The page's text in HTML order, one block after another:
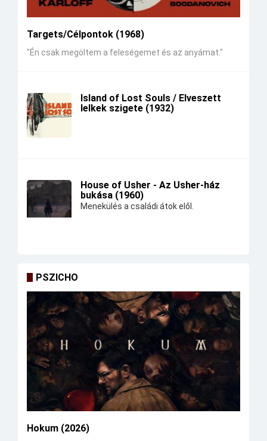
Targets/Célpontok (1968)
"Én csak megöltem a feleségemet és az anyámat."
Island of Lost Souls / Elveszett
lelkek szigete (1932)
House of Usher - Az Usher-ház
bukása (1960)
Menekülés a családi átok elől.
PSZICHO
Hokum (2026)